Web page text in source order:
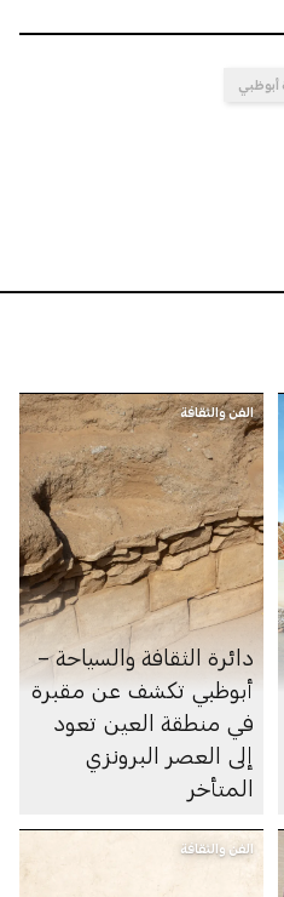
الفن والثقافة
دائرة الثقافة والسياحة –
أبوظبي تكشف عن مقبرة
في منطقة العين تعود
إلى العصر البرونزي
المتأخر
الفن والثقافة